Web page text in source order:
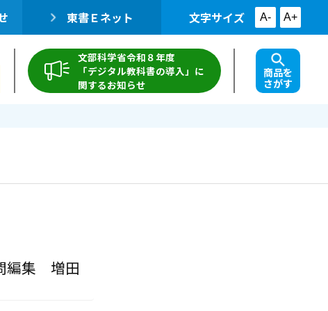
東書Ｅネット 文字サイズ A- A+
文部科学省令和８年度
「デジタル教科書の導入」に
関するお知らせ
商品を
さがす
編集 増田